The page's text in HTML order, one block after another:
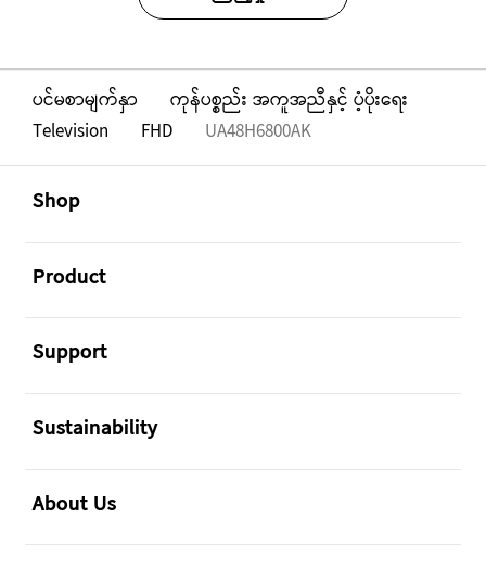
ပင်မစာမျက်နှာ
ကုန်ပစ္စည်း အကူအညီနှင့် ပံ့ပိုးရေး
Television
FHD UA48H6800AK
Shop
Product
Support
Sustainability
About Us